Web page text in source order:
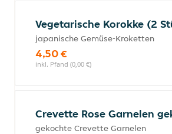
Vegetarische Korokke (2
japanische Gemüse-Kroketten
4,50 €
inkl. Pfand (0,00 €)
Crevette Rose Garnelen
gekochte Crevette Garnelen